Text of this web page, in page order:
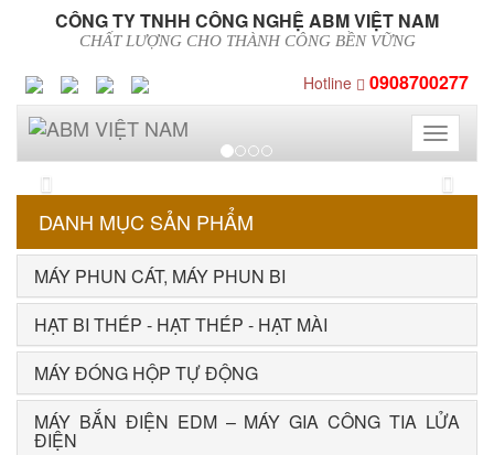
CÔNG TY TNHH CÔNG NGHỆ ABM VIỆT NAM
CHẤT LƯỢNG CHO THÀNH CÔNG BỀN VỮNG
Hotline 0908700277
Toggle
Previous Next
DANH MỤC SẢN PHẨM
MÁY PHUN CÁT, MÁY PHUN BI
HẠT BI THÉP - HẠT THÉP - HẠT MÀI
MÁY ĐÓNG HỘP TỰ ĐỘNG
MÁY BẮN ĐIỆN EDM – MÁY GIA CÔNG TIA LỬA
ĐIỆN